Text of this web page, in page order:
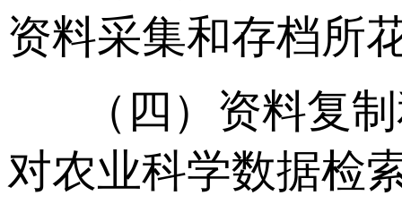
资料采集和存档所
（四）资料复制
对农业科学数据检